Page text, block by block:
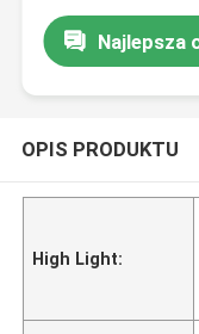
Najlepsza
OPIS PRODUKTU
High Light: